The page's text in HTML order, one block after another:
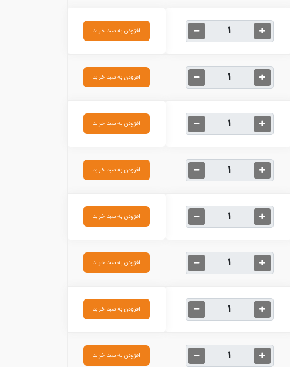
افزودن به سبد خرید
افزودن به سبد خرید
افزودن به سبد خرید
افزودن به سبد خرید
افزودن به سبد خرید
افزودن به سبد خرید
افزودن به سبد خرید
افزودن به سبد خرید